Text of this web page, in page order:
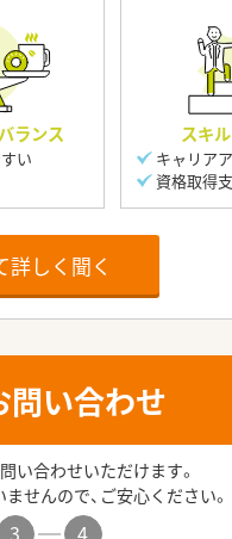
ランス
い
スキ
キャリア
資格取得
詳しく聞く
問い合わせ
い合わせいただけます。
せんので、ご安心ください。